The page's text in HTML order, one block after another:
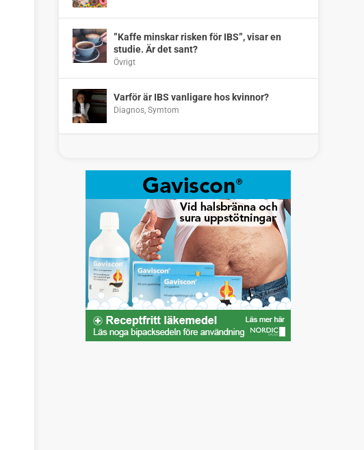
”Kaffe minskar risken för IBS”, visar en
studie. Är det sant?
Övrigt
Varför är IBS vanligare hos kvinnor?
Diagnos, Symtom